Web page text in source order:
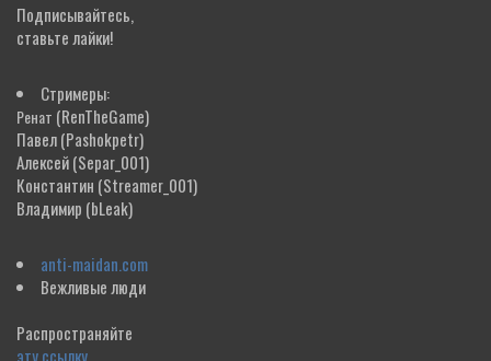
Подписывайтесь,
ставьте лайки!
Стримеры:
Ренат (RenTheGame)
Павел(Pashokpetr)
Алексей(Separ_001)
Константин (Streamer_001)
Владимир (bLeak)
anti-maidan.com
Вежливые люди
Распространяйте
эту ссылку